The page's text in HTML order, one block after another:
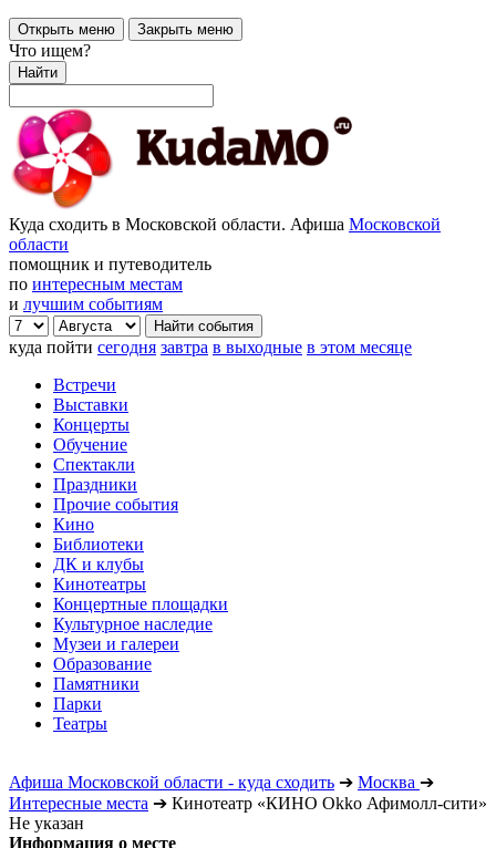
Открыть меню Закрыть меню
Что ищем?
Найти
Куда сходить в Московской области. Афиша Московской
области
помощник и путеводитель
по интересным местам
и лучшим событиям
куда пойти сегодня завтра в выходные в этом месяце
Встречи
Выставки
Концерты
Обучение
Спектакли
Праздники
Прочие события
Кино
Библиотеки
ДК и клубы
Кинотеатры
Концертные площадки
Культурное наследие
Музеи и галереи
Образование
Памятники
Парки
Театры
Афиша Московской области - куда сходить ➔ Москва ➔
Интересные места ➔ Кинотеатр «КИНО Okko Афимолл-сити»
Не указан
Информация о месте